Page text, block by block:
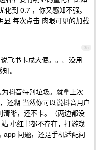
到 0.7 ，你又感知不强。
显 每次点击 肉眼可见的加载
35
飞书卡成大便。。。没用
。
抖音特别垃圾。就拿上次
还糊 当然你可以说抖音用户
晰，还不卡。（两边都没
小红书都不存在，打游戏
app 问题，还是手机适配问